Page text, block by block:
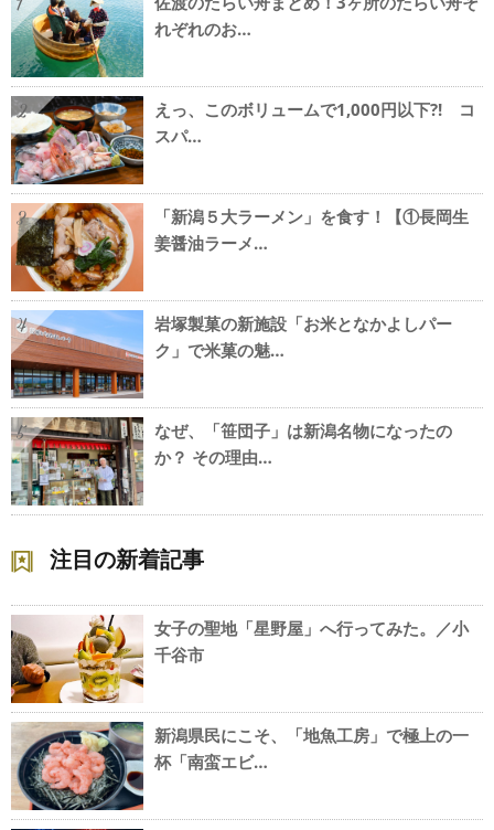
1
れぞれのお…
2
えっ、このボリュームで1,000円以下?! コ
スパ…
3
「新潟５大ラーメン」を食す！【①長岡生
姜醤油ラーメ…
4
岩塚製菓の新施設「お米となかよしパー
ク」で米菓の魅…
5
なぜ、「笹団子」は新潟名物になったの
か？ その理由…
注目の新着記事
女子の聖地「星野屋」へ行ってみた。／小
千谷市
新潟県民にこそ、「地魚工房」で極上の一
杯「南蛮エビ…